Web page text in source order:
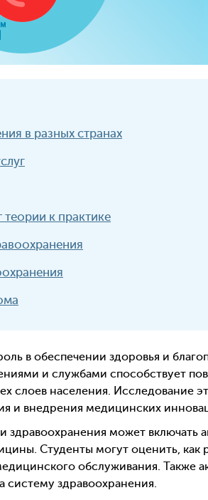
в разных странах
к практике
в обеспечении здоровья и
и службами способствует
слоев населения. Исследование
и внедрения медицинских
может включать
Студенты могут оценить, как
обслуживания. Также
систему здравоохранения.